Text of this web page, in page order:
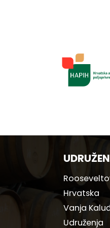
Hrvatska
Vanja
Udruženja